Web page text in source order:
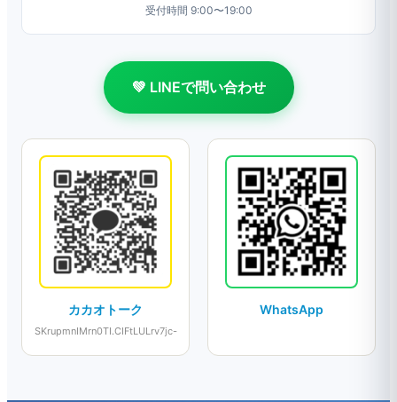
受付時間 9:00〜19:00
💚 LINEで問い合わせ
カカオトーク
SKrupmnIMrn0TI.CIFtLULrv7jc-
WhatsApp